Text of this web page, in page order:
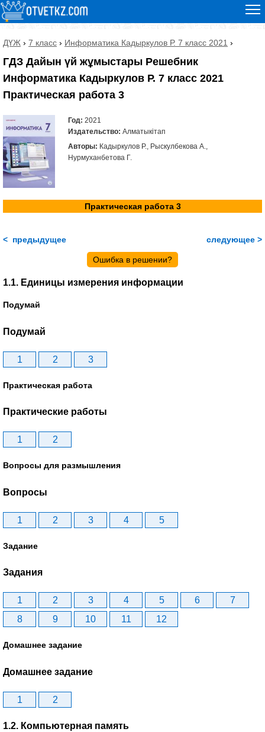
ДҮЖ › 7 класс › Информатика Кадыркулов Р. 7 класс 2021 ›
ГДЗ Дайын үй жұмыстары Решебник
Информатика Кадыркулов Р. 7 класс 2021
Практическая работа 3
Год: 2021
Издательство: Алматыкітап
Авторы: Кадыркулов Р., Рыскулбекова А.,
Нурмуханбетова Г.
Практическая работа 3
< предыдущее следующее >
Ошибка в решении?
1.1. Единицы измерения информации
Подумай
Подумай
1 2 3
Практическая работа
Практические работы
1 2
Вопросы для размышления
Вопросы
1 2 3 4 5
Задание
Задания
1 2 3 4 5 6
7
8
9 10 11 12
Домашнее задание
Домашнее задание
1 2
1.2. Компьютерная память